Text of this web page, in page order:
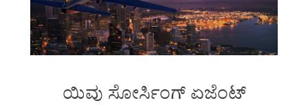
ಯಿವು ಸೋರ್ಸಿಂಗ್ ಏಜೆಂಟ್